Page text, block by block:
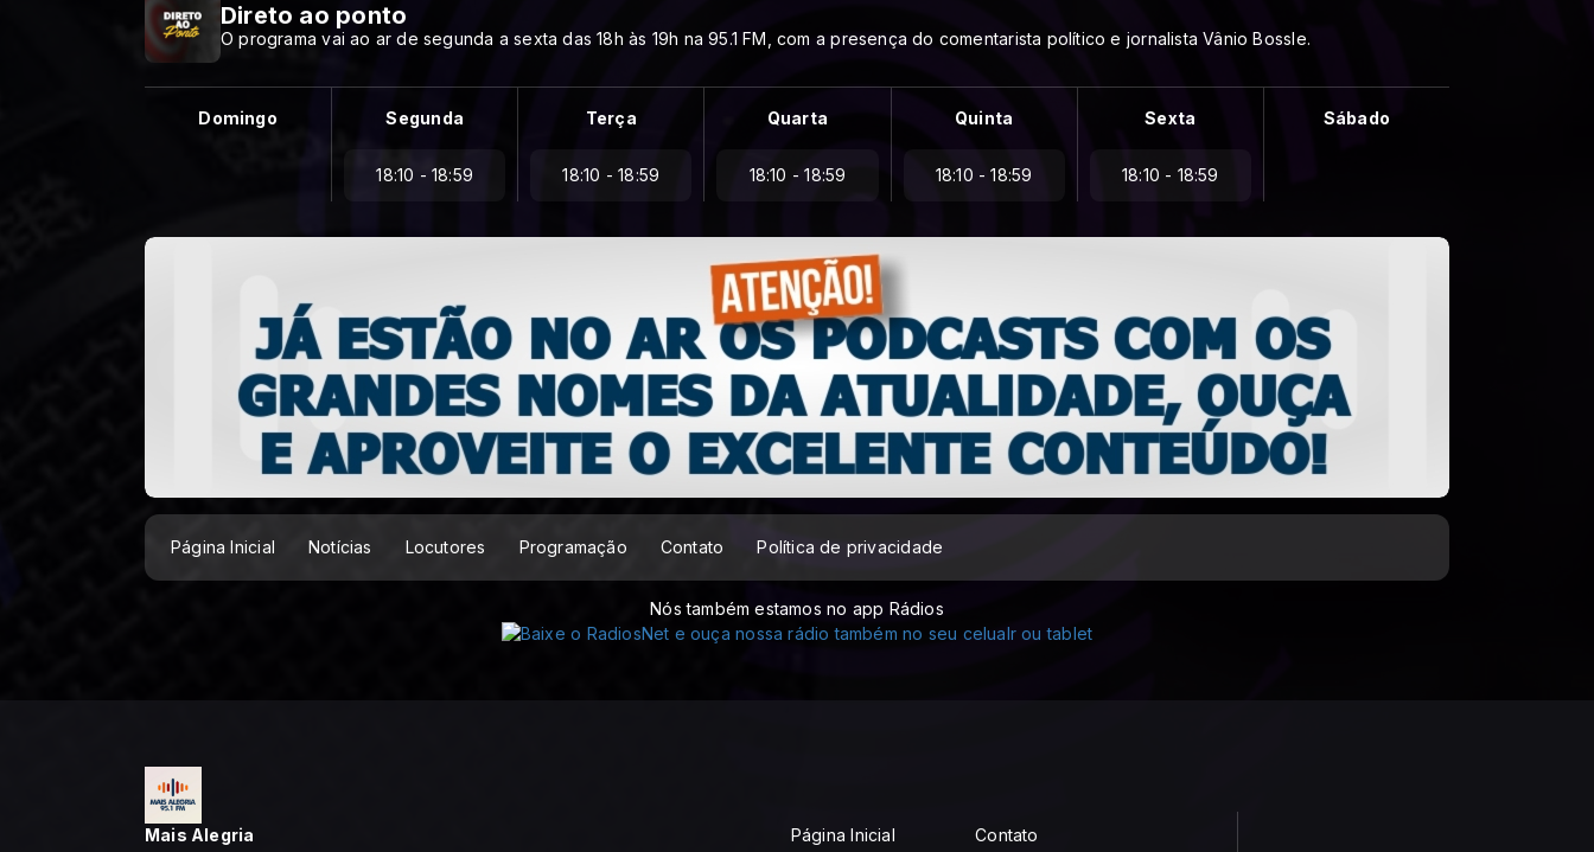
Direto ao ponto
O programa vai ao ar de segunda a sexta das 18h às 19h na 95.1 FM, com a presença do comentarista político e jornalista Vânio Bossle.
Domingo Segunda
18:10 - 18:59
Terça
18:10 - 18:59
Quarta
18:10 - 18:59
Quinta
18:10 - 18:59
Sexta
18:10 - 18:59
Sábado
Página Inicial Notícias Locutores Programação Contato Política de privacidade
Nós também estamos no app Rádios
Mais Alegria Página Inicial Contato